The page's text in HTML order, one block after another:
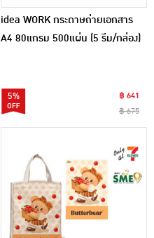
idea WORK กระดาษถ่ายเอกสาร
A4 80แกรม 500แผ่น (5 รีม/กล่อง)
5%
฿ 641
฿ 675